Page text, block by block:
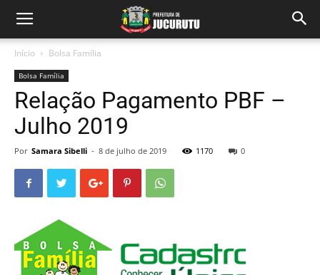
Início Bolsa Família
Bolsa Família
Relação Pagamento PBF –
Julho 2019
Por Samara Sibelli - 8 de julho de 2019 1170 0